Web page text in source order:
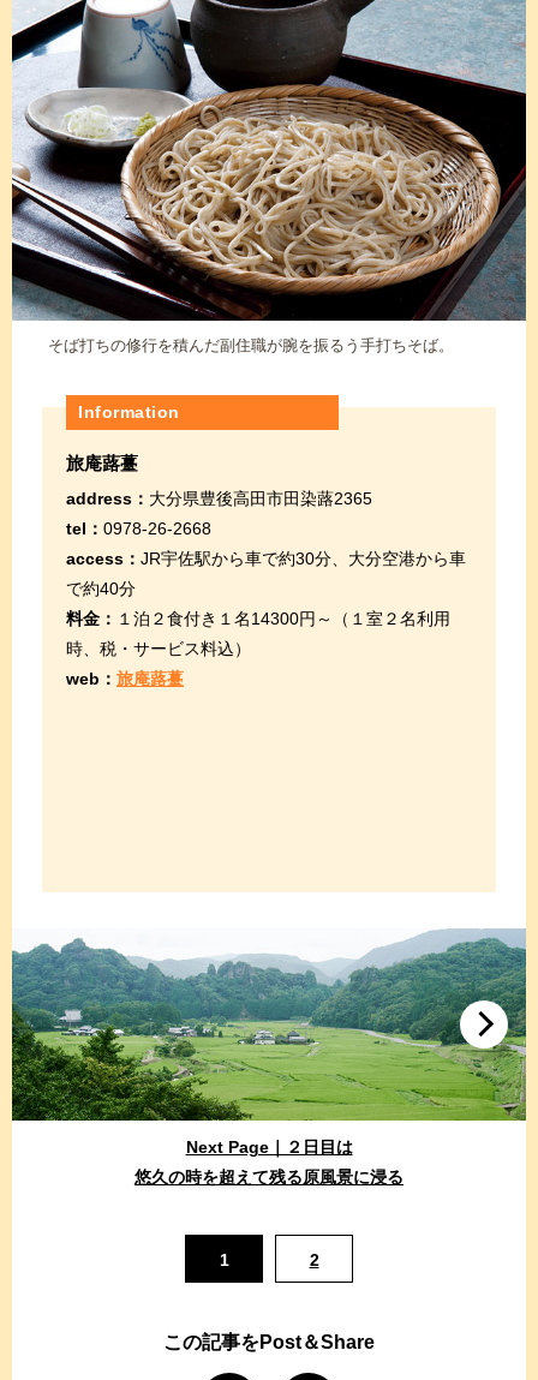
そば打ちの修行を積んだ副住職が腕を振るう手打ちそば。
Information
旅庵蕗薹
address： 大分県豊後高田市田染蕗2365
tel： 0978-26-2668
access： JR宇佐駅から車で約30分、大分空港から車
で約40分
料金： １泊２食付き１名14300円～（１室２名利用
時、税・サービス料込）
web： 旅庵蕗薹
Next Page｜２日目は
悠久の時を超えて残る原風景に浸る
1 2
この記事をPost＆Share